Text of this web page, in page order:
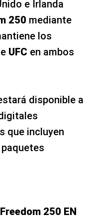
e Irlanda
250 mediante
los
UFC en ambos
disponible a
que incluyen
250 EN